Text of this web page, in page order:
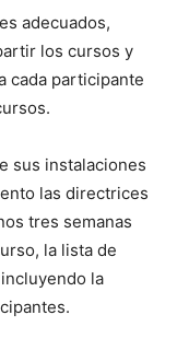
adecuados,
los cursos y
cada participante
sus instalaciones
las directrices
tres semanas
la lista de
la